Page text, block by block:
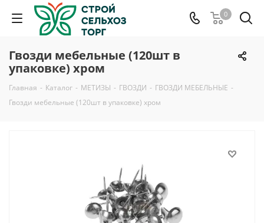
0
Гвозди мебельные (120шт в
упаковке) хром
Главная - Каталог - МЕТИЗЫ - ГВОЗДИ - ГВОЗДИ МЕБЕЛЬНЫЕ -
Гвозди мебельные (120шт в упаковке) хром